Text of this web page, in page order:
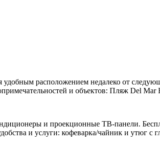
расположением недалеко от
и объектов: Пляж Del
и проекционные ТВ-панели.
и услуги: кофеварка/чайник и утюг с